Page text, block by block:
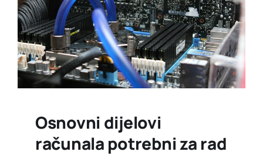
Osnovni dijelovi
računala potrebni za rad